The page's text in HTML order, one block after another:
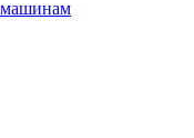
машинам